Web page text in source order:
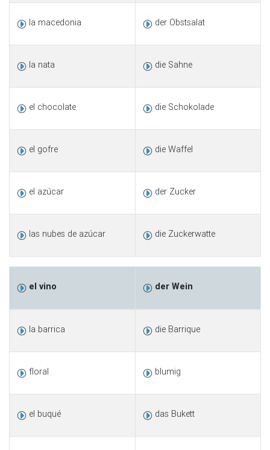
la macedonia der Obstsalat
la nata die Sahne
el chocolate die Schokolade
el gofre die Waffel
el azúcar der Zucker
las nubes de azúcar die Zuckerwatte
el vino der Wein
la barrica die Barrique
floral blumig
el buqué das Bukett